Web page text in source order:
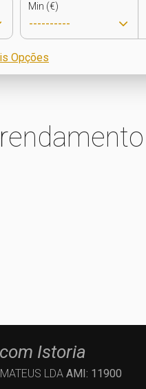
Min (€)
Opções
Istoria
LDA AMI: 11900